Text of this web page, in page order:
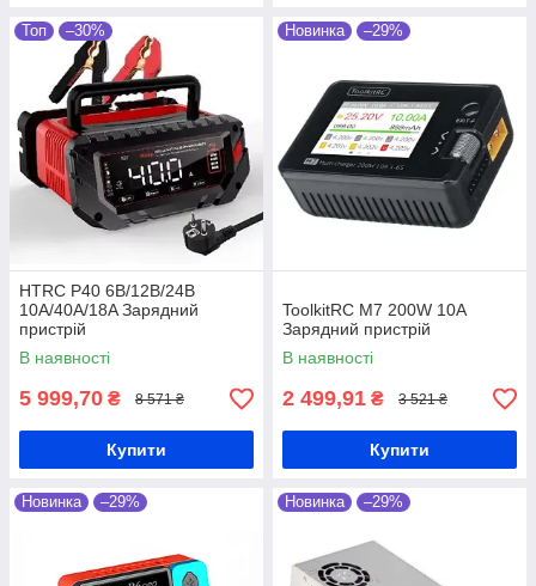
Топ –30%
HTRC P40 6B/12В/24В
10А/40А/18A Зарядний
пристрій
В наявності
5 999,70 ₴ 8 571 ₴
Купити
Новинка –29%
ToolkitRC M7 200W 10A
Зарядний пристрій
В наявності
2 499,91 ₴ 3 521 ₴
Купити
Новинка –29% Новинка –29%